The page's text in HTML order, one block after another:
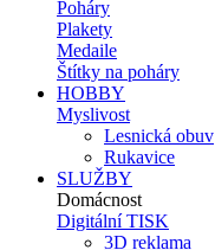
Poháry
Plakety
Medaile
Štítky na poháry
HOBBY
Myslivost
Lesnická obuv
Rukavice
SLUŽBY
Domácnost
Digitální TISK
3D reklama